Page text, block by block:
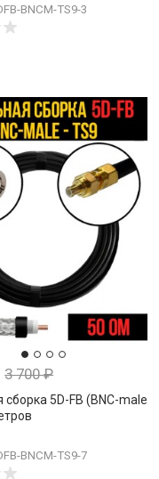
BNCM-TS9-3
3 700₽
сборка 5D-FB (BNC-male
BNCM-TS9-7